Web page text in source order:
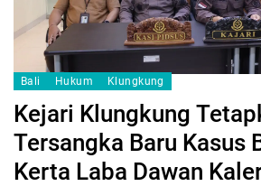
Bali Hukum Klungkung
Kejari Klungkung
Tersangka Baru Kasus
Kerta Laba Dawan